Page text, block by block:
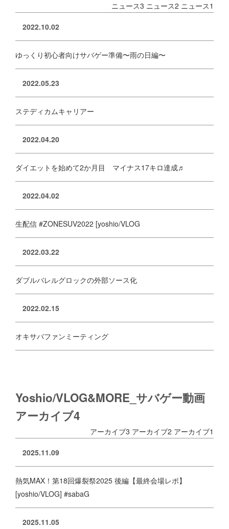
ニュース3 ニュース2 ニュース1
2022.10.02
ゆっくり初心者向けサバゲー準備〜雨の日編〜
2022.05.23
ステディカムキャリアー
2022.04.20
ダイエットを始めて2か月目 マイナス17キロ達成♬
2022.04.02
生配信 #ZONESUV2022 [yoshio/VLOG
2022.03.22
ダブルバレルグロックの外部ソース化
2022.02.15
オキサバファンミーティング
Yoshio/VLOG&MORE_サバゲー動画
アーカイブ4
アーカイブ3 アーカイブ2 アーカイブ1
2025.11.09
熱気MAX！第18回爆裂祭2025 後編【最終会場レポ】
[yoshio/VLOG] #sabaG
2025.11.05